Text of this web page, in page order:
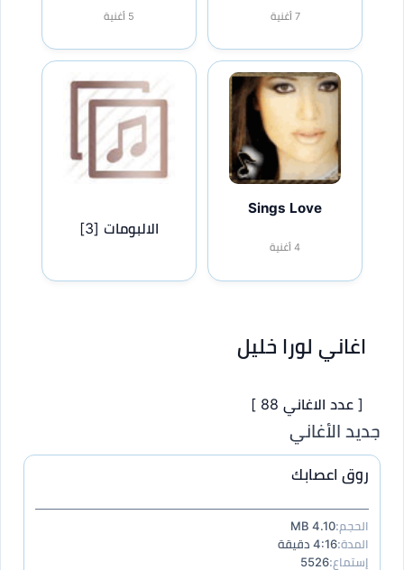
7 أغنية 5 أغنية
Sings Love
4 أغنية
الالبومات [3]
اغاني لورا خليل
[ عدد الاغاني 88 ]
جديد الأغاني
روق اعصابك
الحجم:4.10 MB
المدة:4:16 دقيقة
إستماع:5526